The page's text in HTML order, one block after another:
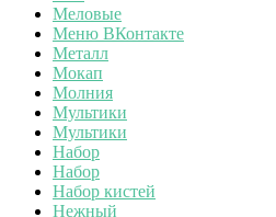
Меловые
Меню ВКонтакте
Металл
Мокап
Молния
Мультики
Мультики
Набор
Набор
Набор кистей
Нежный